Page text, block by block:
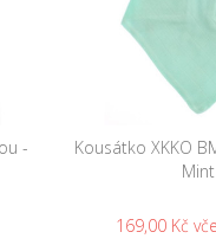
-
Kousátko XKKO
Mint
169,00 Kč